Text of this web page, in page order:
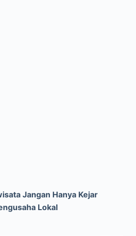
Jangan Hanya Kejar
Lokal